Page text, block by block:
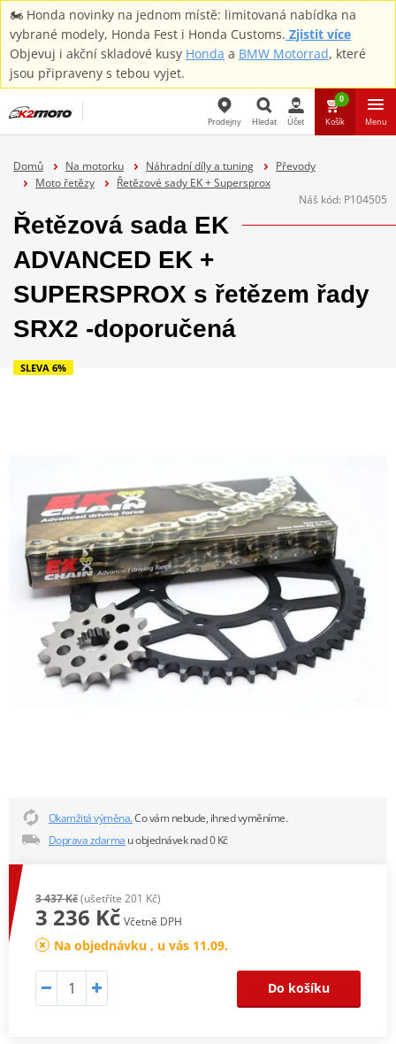
🏍️ Honda novinky na jednom místě: limitovaná nabídka na
vybrané modely, Honda Fest i Honda Customs. Zjistit více
Objevuj i akční skladové kusy Honda a BMW Motorrad, které
jsou připraveny s tebou vyjet.
Prodejny Hledat Účet
0
Košík Menu
Domů Na motorku Náhradní díly a tuning
Převody
Moto řetězy
Řetězové sady EK + Supersprox
Náš kód: P104505
Řetězová sada EK
ADVANCED EK +
SUPERSPROX s řetězem řady
SRX2 -doporučená
SLEVA 6%
Okamžitá výměna.Co vám nebude, ihned vyměníme.
Doprava zdarma u objednávek nad 0 Kč
3 437 Kč(ušetříte 201 Kč)
3 236 Kč Včetně DPH
Na objednávku , u vás 11.09.
Do košíku